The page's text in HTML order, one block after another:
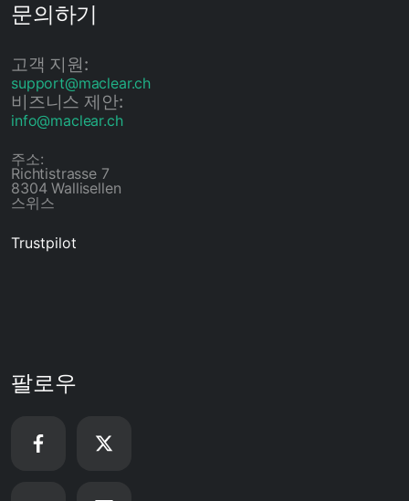
문의하기
고객 지원:
support@maclear.ch
비즈니스 제안:
info@maclear.ch
주소:
Richtistrasse 7
8304 Wallisellen
스위스
Trustpilot
팔로우